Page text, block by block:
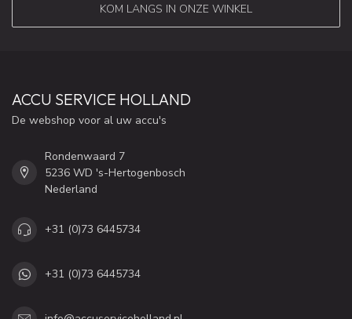
KOM LANGS IN ONZE WINKEL
ACCU SERVICE HOLLAND
De webshop voor al uw accu's
Rondenwaard 7
5236 WD 's-Hertogenbosch
Nederland
+31 (0)73 6445734
+31 (0)73 6445734